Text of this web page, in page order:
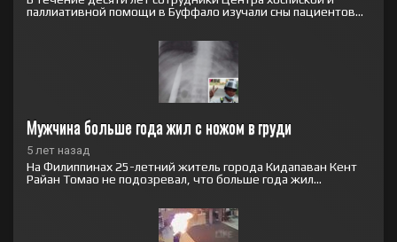
паллиативной помощи в Буффало изучали сны пациентов...
Мужчина больше года жил с ножом в груди
5 лет назад
На Филиппинах 25-летний житель города Кидапаван Кент
Райан Томао не подозревал, что больше года жил...